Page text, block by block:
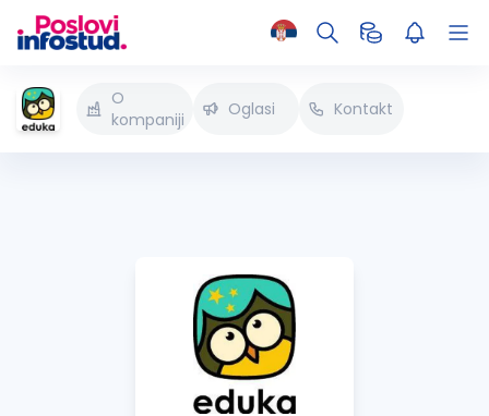
O
kompaniji
Oglasi Kontakt